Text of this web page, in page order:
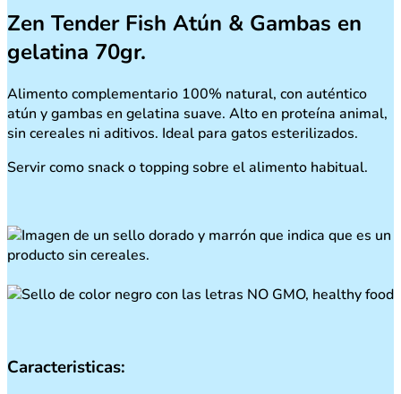
Zen Tender Fish Atún & Gambas en
gelatina 70gr.
Alimento complementario 100% natural, con auténtico
atún y gambas en gelatina suave. Alto en proteína animal,
sin cereales ni aditivos. Ideal para gatos esterilizados.
Servir como snack o topping sobre el alimento habitual.
Caracteristicas: